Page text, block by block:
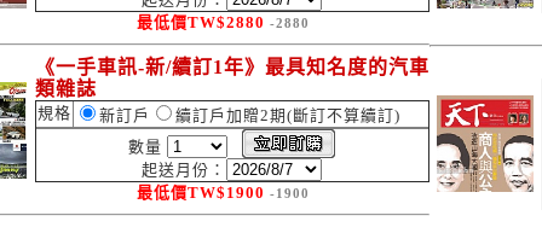
最低價TW$2880 -2880
《一手車訊-新/續訂1年》最具知名度的汽車
類雜誌
規格 新訂戶
續訂戶加贈2期(斷訂不算續訂)
數量
起送月份：
最低價TW$ 1900 -1900